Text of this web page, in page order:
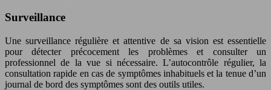
Surveillance
Une surveillance régulière et attentive de sa vision est essentielle
pour détecter précocement les problèmes et consulter un
professionnel de la vue si nécessaire. L’autocontrôle régulier, la
consultation rapide en cas de symptômes inhabituels et la tenue d’un
journal de bord des symptômes sont des outils utiles.